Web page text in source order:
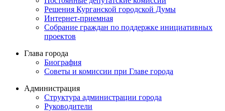
Решения Курганской городской Думы
Интернет-приемная
Собрание граждан по поддержке инициативных
проектов
Глава города
Биография
Советы и комиссии при Главе города
Администрация
Структура администрации города
Руководители